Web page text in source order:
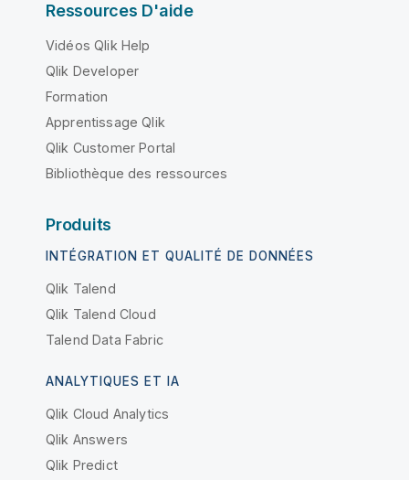
Ressources D'aide
Vidéos Qlik Help
Qlik Developer
Formation
Apprentissage Qlik
Qlik Customer Portal
Bibliothèque des ressources
Produits
INTÉGRATION ET QUALITÉ DE DONNÉES
Qlik Talend
Qlik Talend Cloud
Talend Data Fabric
ANALYTIQUES ET IA
Qlik Cloud Analytics
Qlik Answers
Qlik Predict